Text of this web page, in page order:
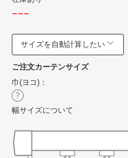
---
サイズを自動計算したい
ご注文カーテンサイズ
巾(ヨコ)：
幅サイズについて